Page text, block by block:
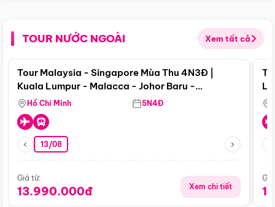
TOUR NƯỚC NGOÀI Xem tất cả
Điểm nổi bật
Tour Malaysia - Singapore Mùa Thu 4N3Đ |
Kuala Lumpur - Malacca - Johor Baru -
Singapore
Hồ Chí Minh 5N4Đ
13/08
Giá từ:
13.990.000đ Xem chi tiết